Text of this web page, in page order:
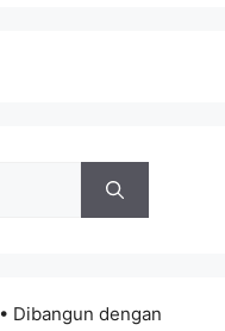
• Dibangun dengan